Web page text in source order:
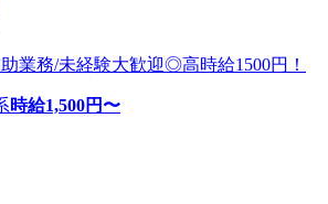
業務/未経験大歓迎◎高時給1500円！
時給1,500円〜